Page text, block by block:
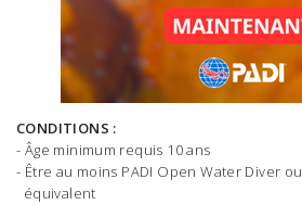
CONDITIONS :
- Âge minimum requis 10 ans
- Être au moins PADI Open Water Diver ou
équivalent